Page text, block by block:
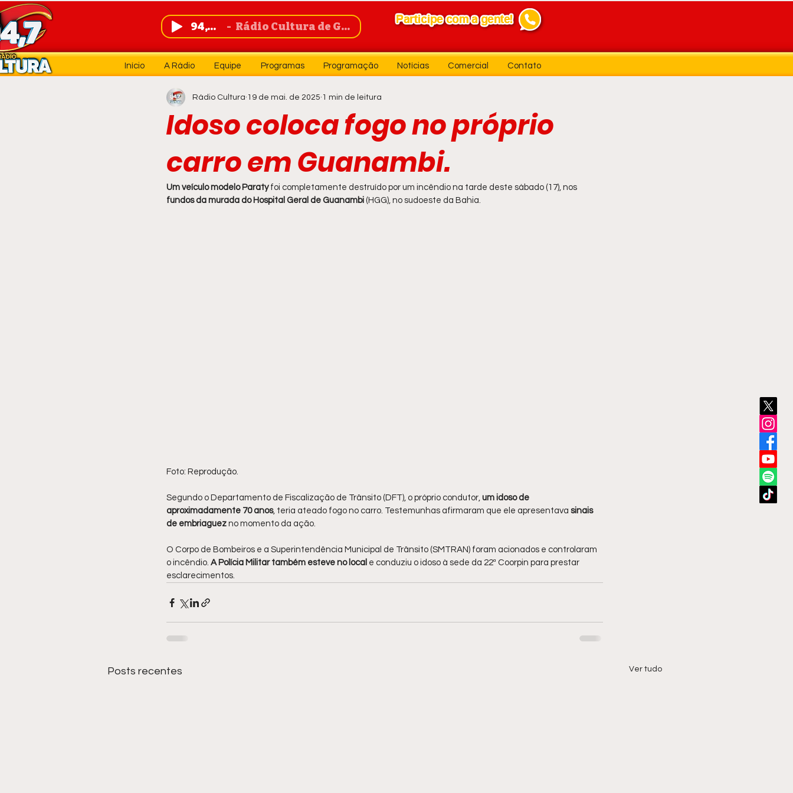
94,7 FM Rádio Cultura de Guanambi
Início A Rádio Equipe Programas Programação Notícias Comercial Contato
Idoso coloca fogo no próprio
carro em Guanambi.
Rádio Cultura 19 de mai. de 2025 1 min de leitura
Um veículo modelo Paraty foi completamente destruído por um incêndio na tarde deste sábado (17), nos
fundos da murada do Hospital Geral de Guanambi (HGG), no sudoeste da Bahia.
Foto: Reprodução.
Segundo o Departamento de Fiscalização de Trânsito (DFT), o próprio condutor, um idoso de
aproximadamente 70 anos, teria ateado fogo no carro. Testemunhas afirmaram que ele apresentava sinais
de embriaguez no momento da ação.
O Corpo de Bombeiros e a Superintendência Municipal de Trânsito (SMTRAN) foram acionados e controlaram
o incêndio. A Polícia Militar também esteve no local e conduziu o idoso à sede da 22ª Coorpin para prestar
esclarecimentos.
Posts recentes Ver tudo